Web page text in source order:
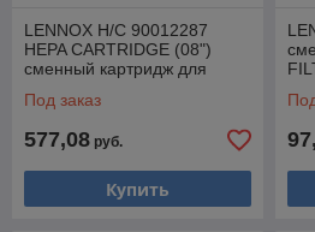
LENNOX H/C 90012287
HEPA CARTRIDGE (08")
сменный картридж для
Под заказ
577,08 руб.
Купить